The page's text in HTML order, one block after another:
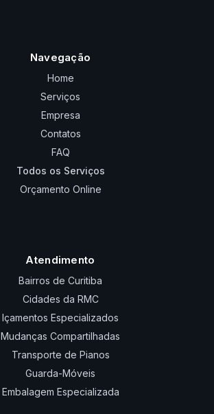
Navegação
Home
Serviços
Empresa
Contatos
FAQ
Todos os Serviços
Orçamento Online
Atendimento
Bairros de Curitiba
Cidades da RMC
Içamentos Especializados
Mudanças Compartilhadas
Transporte de Pianos
Guarda-Móveis
Embalagem Especializada